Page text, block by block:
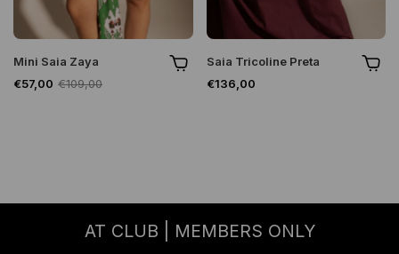
Mini Saia Zaya
€57,00 €109,00
Saia Tricoline Preta
€136,00
AT CLUB | MEMBERS ONLY